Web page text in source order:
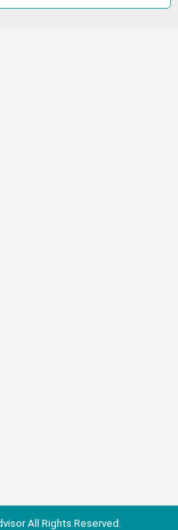
All Rights Reserved.